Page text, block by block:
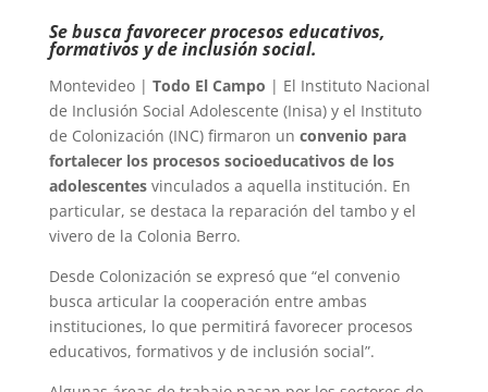
Se busca favorecer procesos educativos,
formativos y de inclusión social.
Montevideo | Todo El Campo | El Instituto Nacional
de Inclusión Social Adolescente (Inisa) y el Instituto
de Colonización (INC) firmaron un convenio para
fortalecer los procesos socioeducativos de los
adolescentesvinculados a aquella institución. En
particular, se destaca la reparación del tambo y el
vivero de la Colonia Berro.
Desde Colonización se expresó que “el convenio
busca articular la cooperación entre ambas
instituciones, lo que permitirá favorecer procesos
educativos, formativos y de inclusión social”.